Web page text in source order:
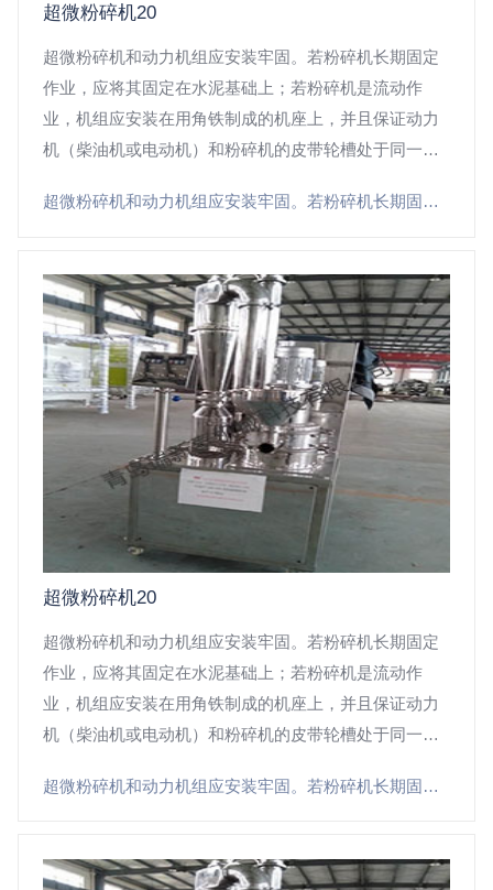
超微粉碎机20
超微粉碎机和动力机组应安装牢固。若粉碎机长期固定
作业，应将其固定在水泥基础上；若粉碎机是流动作
业，机组应安装在用角铁制成的机座上，并且保证动力
机（柴油机或电动机）和粉碎机的皮带轮槽处于同一回
况，若有松动予以拧紧。同时要检查皮带松紧度是否合
超微粉碎机和动力机组应安装牢固。若粉碎机长期固定作业，应将其固定在水泥基础上；若粉碎机是流动作业，机组应安装在用角铁制成的机座上，并且保证动力机（柴油机或电动机）和粉碎机的皮带轮槽处于同一回转平面。粉碎机安装完后要检查各部紧固件的紧固情况，若有松动予以拧紧。同时要检查皮带松紧度是否合适。粉碎机
超微粉碎机20
超微粉碎机和动力机组应安装牢固。若粉碎机长期固定
作业，应将其固定在水泥基础上；若粉碎机是流动作
业，机组应安装在用角铁制成的机座上，并且保证动力
机（柴油机或电动机）和粉碎机的皮带轮槽处于同一回
况，若有松动予以拧紧。同时要检查皮带松紧度是否合
超微粉碎机和动力机组应安装牢固。若粉碎机长期固定作业，应将其固定在水泥基础上；若粉碎机是流动作业，机组应安装在用角铁制成的机座上，并且保证动力机（柴油机或电动机）和粉碎机的皮带轮槽处于同一回转平面。粉碎机安装完后要检查各部紧固件的紧固情况，若有松动予以拧紧。同时要检查皮带松紧度是否合适。粉碎机起动前